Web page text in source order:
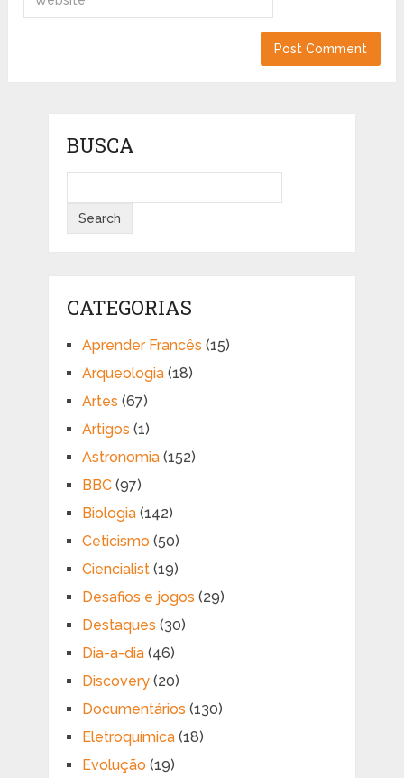
BUSCA
CATEGORIAS
Aprender Francês (15)
Arqueologia(18)
Artes (67)
Artigos (1)
Astronomia(152)
BBC(97)
Biologia(142)
Ceticismo (50)
Ciencialist(19)
Desafios e jogos (29)
Destaques (30)
Dia-a-dia(46)
Discovery(20)
Documentários (130)
Eletroquímica(18)
Evolução (19)